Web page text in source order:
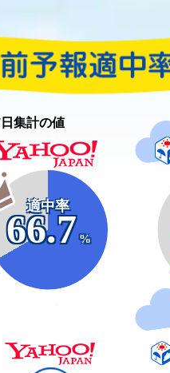
集計の値
適中率
66.7
%